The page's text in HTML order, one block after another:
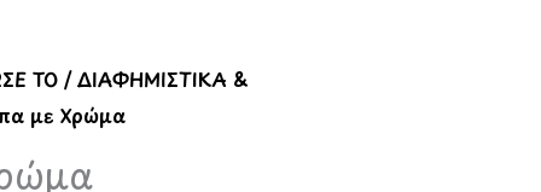
ΤΟ /ΔΙΑΦΗΜΙΣΤΙΚΑ &
με Χρώμα